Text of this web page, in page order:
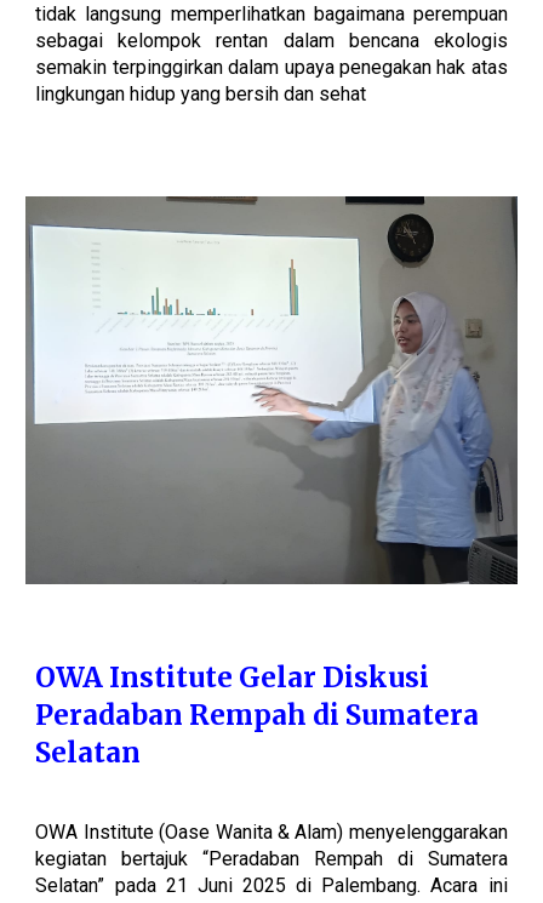
tidak langsung memperlihatkan bagaimana perempuan
sebagai kelompok rentan dalam bencana ekologis
semakin terpinggirkan dalam upaya penegakan hak atas
lingkungan hidup yang bersih dan sehat
OWA Institute Gelar Diskusi
Peradaban Rempah di Sumatera
Selatan
OWA Institute (Oase Wanita & Alam) menyelenggarakan
kegiatan bertajuk “Peradaban Rempah di Sumatera
Selatan” pada 21 Juni 2025 di Palembang. Acara ini